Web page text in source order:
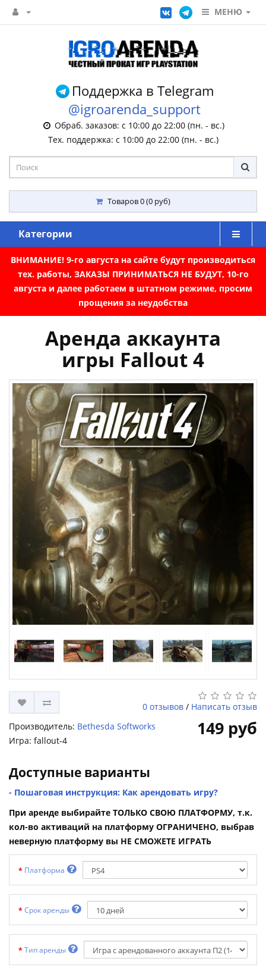
МЕНЮ
Поддержка в Telegram
@igroarenda_support
Обраб. заказов: с 10:00 до 22:00 (пн. - вс.)
Тех. поддержка: с 10:00 до 22:00 (пн. - вс.)
Товаров 0 (0 руб)
Категории
ВНИМАНИЕ! 9-го августа на сайте будут производиться
тех. работы, ЗАКАЗЫ ПРИНИМАТЬСЯ НЕ БУДУТ, 10-го
августа и далее работаем в штатном режиме, просим
прощения за неудобства
Аренда аккаунта
игры Fallout 4
0 отзывов / Написать отзыв
Производитель: Bethesda Softworks
Игра: fallout-4
149 руб
Доступные варианты
- Пошаговая инструкция: Как арендовать игру?
При аренде выбирайте ТОЛЬКО СВОЮ ПЛАТФОРМУ, т.к.
кол-во активаций на платформу ОГРАНИЧЕНО, выбрав
неверную платформу вы НЕ СМОЖЕТЕ ИГРАТЬ
Платформа
Срок аренды
Тип аренды